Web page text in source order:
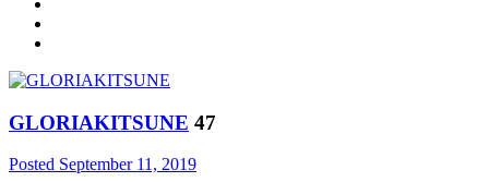
GLORIAKITSUNE 47
Posted September 11, 2019